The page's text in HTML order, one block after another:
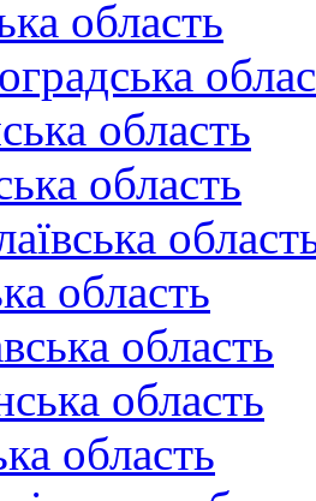
область
область
область
область
область
область
область